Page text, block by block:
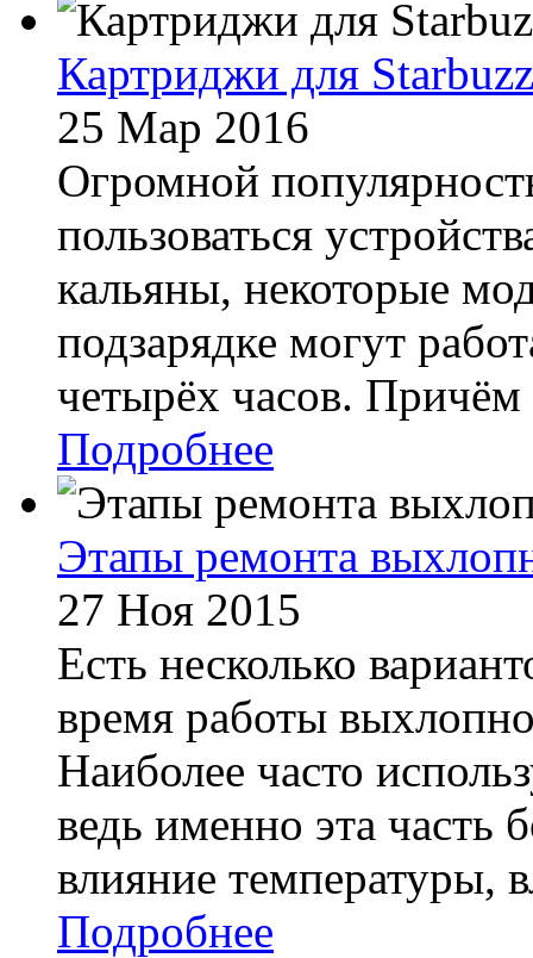
Картриджи для
25 Мар 2016
Огромной
пользоваться
кальяны, некоторые
подзарядке могут
четырёх часов.
Подробнее
Этапы ремонта
27 Ноя 2015
Есть несколько
время работы
Наиболее часто
ведь именно эта часть
влияние температуры,
Подробнее